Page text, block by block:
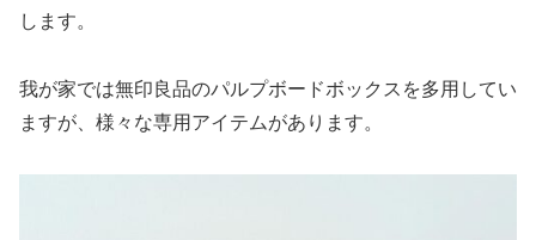
します。
我が家では無印良品のパルプボードボックスを多用してい
ますが、様々な専用アイテムがあります。